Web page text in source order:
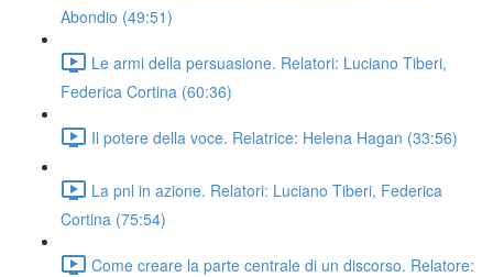
Abondio (49:51)
Le armi della persuasione. Relatori: Luciano Tiberi,
Federica Cortina (60:36)
Il potere della voce. Relatrice: Helena Hagan (33:56)
La pnl in azione. Relatori: Luciano Tiberi, Federica
Cortina (75:54)
Come creare la parte centrale di un discorso. Relatore: